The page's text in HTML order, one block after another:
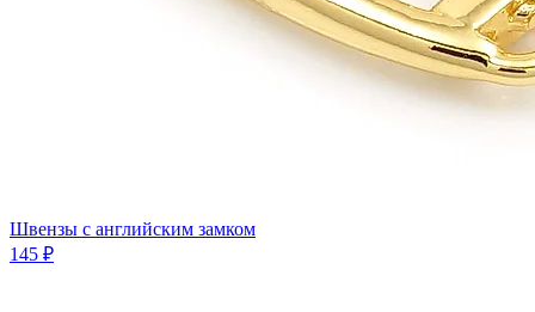
Швензы с английским замком
145 ₽